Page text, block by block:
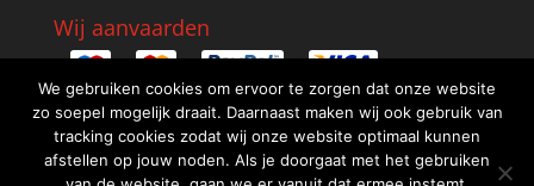
Wij aanvaarden
We gebruiken cookies om ervoor te zorgen dat onze website
zo soepel mogelijk draait. Daarnaast maken wij ook gebruik van
tracking cookies zodat wij onze website optimaal kunnen
afstellen op jouw noden. Als je doorgaat met het gebruiken